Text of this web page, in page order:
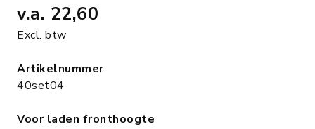
v.a. 22,60
Excl. btw
Artikelnummer
40set04
Voor laden fronthoogte